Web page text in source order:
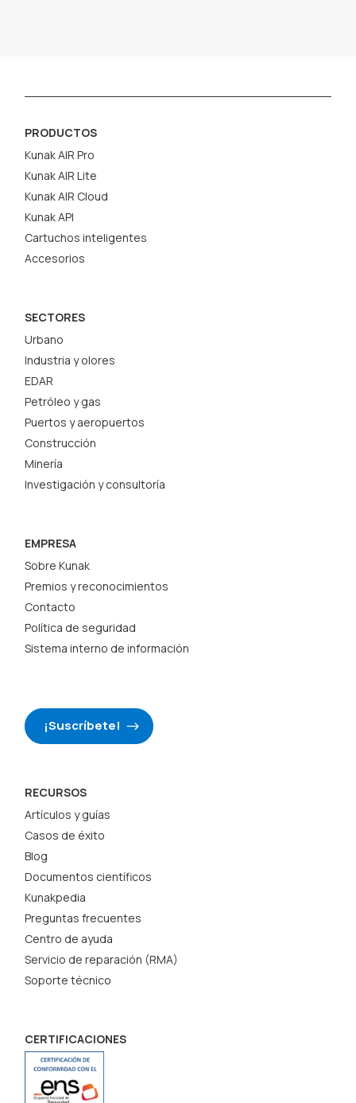
PRODUCTOS
Kunak AIR Pro
Kunak AIR Lite
Kunak AIR Cloud
Kunak API
Cartuchos inteligentes
Accesorios
SECTORES
Urbano
Industria y olores
EDAR
Petróleo y gas
Puertos y aeropuertos
Construcción
Minería
Investigación y consultoría
EMPRESA
Sobre Kunak
Premios y reconocimientos
Contacto
Política de seguridad
Sistema interno de información
¡Suscríbete!
RECURSOS
Artículos y guías
Casos de éxito
Blog
Documentos científicos
Kunakpedia
Preguntas frecuentes
Centro de ayuda
Servicio de reparación (RMA)
Soporte técnico
CERTIFICACIONES